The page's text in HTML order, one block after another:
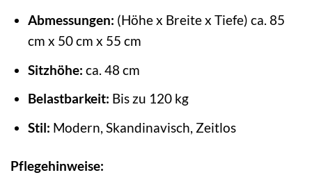
Abmessungen: (Höhe x Breite x Tiefe) ca. 85
cm x 50 cm x 55 cm
Sitzhöhe: ca. 48 cm
Belastbarkeit: Bis zu 120 kg
Stil: Modern, Skandinavisch, Zeitlos
Pflegehinweise: